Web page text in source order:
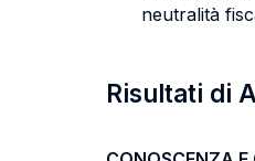
neutralità
Risultati di